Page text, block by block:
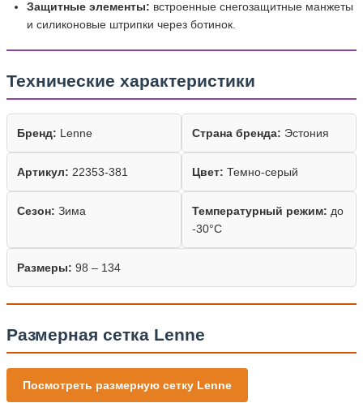
Защитные элементы: встроенные снегозащитные манжеты
и силиконовые штрипки через ботинок.
Технические характеристики
Бренд: Lenne Страна бренда: Эстония
Артикул: 22353-381 Цвет: Темно-серый
Сезон: Зима Температурный режим: до
-30°C
Размеры: 98 – 134
Размерная сетка Lenne
Посмотреть размерную сетку Lenne